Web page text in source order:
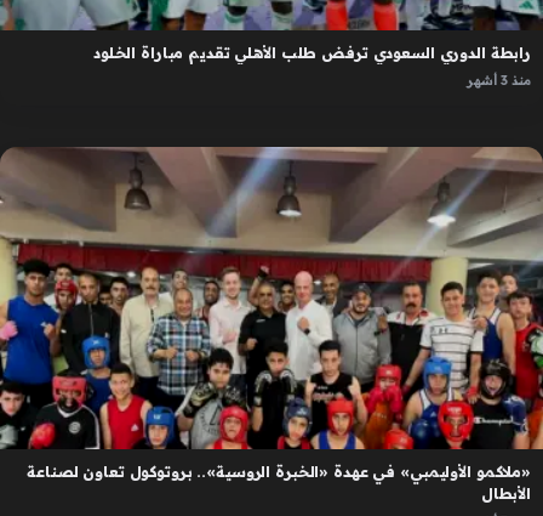
رابطة الدوري السعودي ترفض طلب الأهلي تقديم مباراة الخلود
منذ 3 أشهر
«ملاكمو الأوليمبي» في عهدة «الخبرة الروسية».. بروتوكول تعاون لصناعة
الأبطال